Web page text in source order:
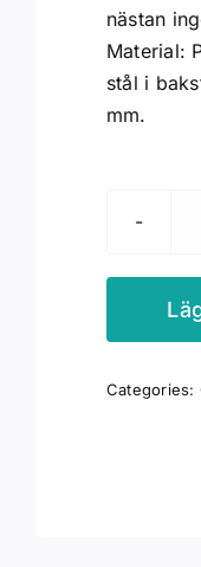
nästan
Material:
stål i
mm.
Categories: